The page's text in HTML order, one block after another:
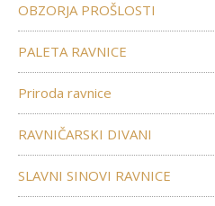
OBZORJA PROŠLOSTI
PALETA RAVNICE
Priroda ravnice
RAVNIČARSKI DIVANI
SLAVNI SINOVI RAVNICE